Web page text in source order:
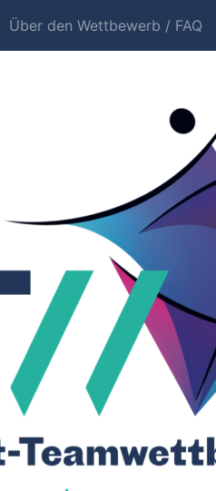
Über den Wettbewerb / FAQ